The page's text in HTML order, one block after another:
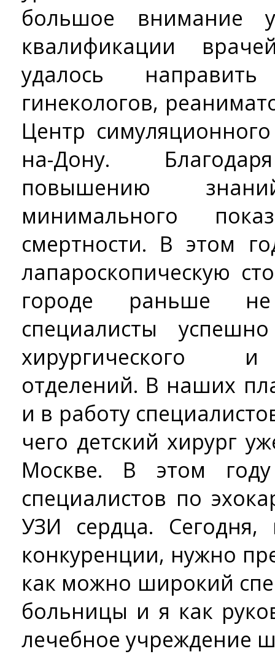
большое внимание
квалификации
удалось
гинекологов,
Центр
на-Дону.
повышению
минимального
смертности. В этом
лапароскопическую
городе раньше
специалисты
хирургического и
отделений. В наших
и в работу
чего детский хирург
Москве. В этом
специалистов по
УЗИ сердца.
конкуренции, нужно
как можно широкий
больницы и я как
лечебное учреждение